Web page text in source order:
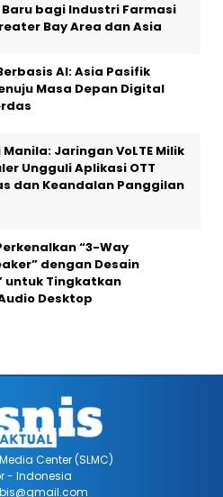
Baru bagi Industri Farmasi
Bay Area dan Asia
AI: Asia Pasifik
Masa Depan Digital
Jaringan VoLTE Milik
Ungguli Aplikasi OTT
dan Keandalan Panggilan
“3-Way
dengan Desain
untuk Tingkatkan
Desktop
Center (SLMC)
- Indonesia